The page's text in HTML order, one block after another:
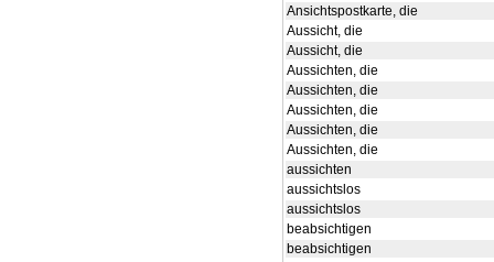
Ansichtspostkarte, die
Aussicht, die
Aussicht, die
Aussichten, die
Aussichten, die
Aussichten, die
Aussichten, die
Aussichten, die
aussichten
aussichtslos
aussichtslos
beabsichtigen
beabsichtigen